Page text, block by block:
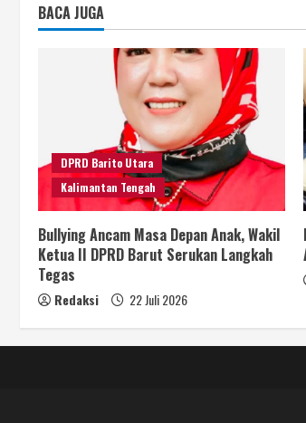
BACA JUGA
DPRD Barito Utara
Kalimantan Tengah
Bullying Ancam Masa Depan Anak, Wakil
Ketua II DPRD Barut Serukan Langkah
Tegas
Redaksi 22 Juli 2026